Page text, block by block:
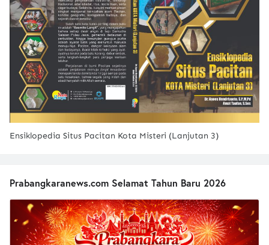
Ensiklopedia Situs Pacitan Kota Misteri (Lanjutan 3)
Prabangkaranews.com Selamat Tahun Baru 2026